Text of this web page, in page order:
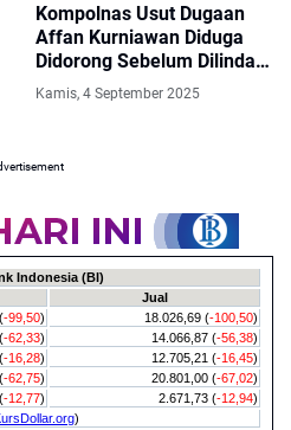
Kompolnas Usut Dugaan
Affan Kurniawan Diduga
Didorong Sebelum Dilindas
Rantis Brimob
Kamis, 4 September 2025